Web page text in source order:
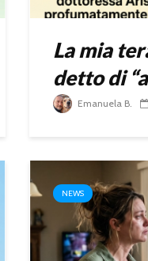
La mia
detto di
Emanuela B.
NEWS